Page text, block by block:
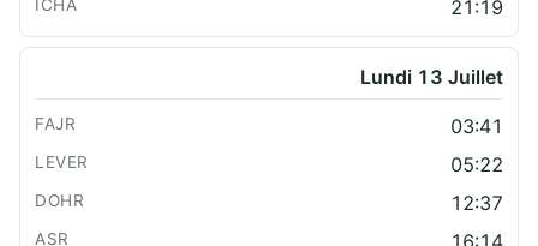
21:19
Lundi 13 Juillet
03:41
05:22
12:37
16:14